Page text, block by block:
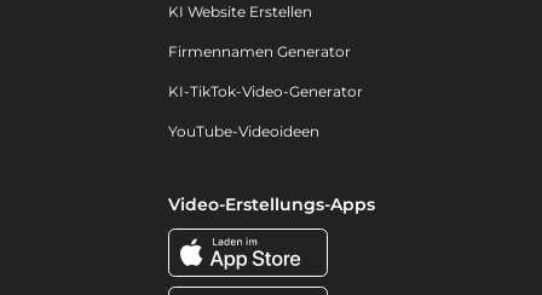
KI Website Erstellen
Firmennamen Generator
KI-TikTok-Video-Generator
YouTube-Videoideen
Video-Erstellungs-Apps